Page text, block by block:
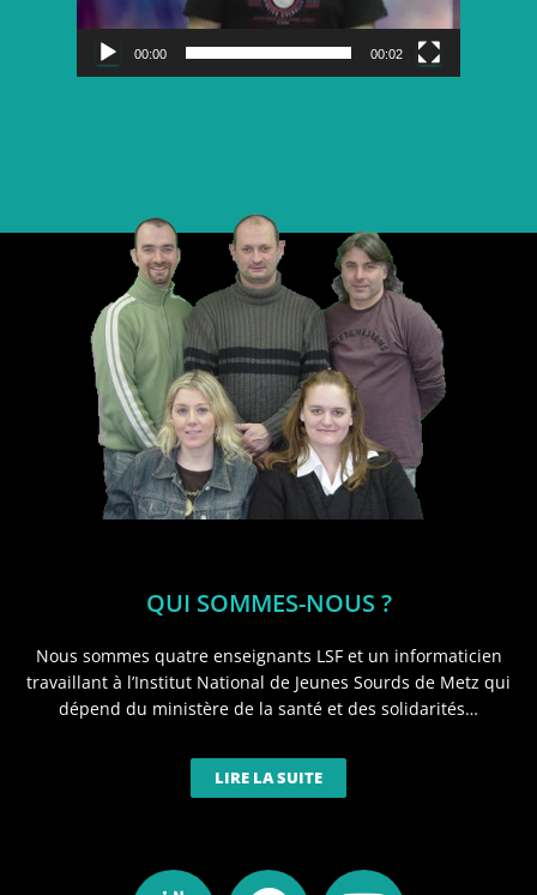
00:00 00:02
QUI SOMMES-NOUS ?
Nous sommes quatre enseignants LSF et un informaticien
travaillant à l’Institut National de Jeunes Sourds de Metz qui
dépend du ministère de la santé et des solidarités…
LIRE LA SUITE